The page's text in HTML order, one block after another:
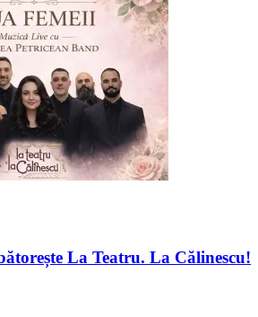
La Teatru. La Călinescu!